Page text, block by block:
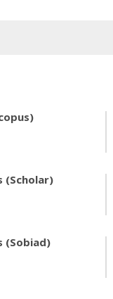
(Scholar)
(Sobiad)